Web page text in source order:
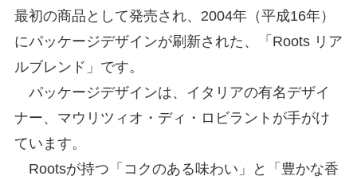
最初の商品として発売され、2004年（平成16年）
にパッケージデザインが刷新された、「Roots リア
ルブレンド」です。
パッケージデザインは、イタリアの有名デザイ
ナー、マウリツィオ・ディ・ロビラントが手がけ
ています。
Rootsが持つ「コクのある味わい」と「豊かな香